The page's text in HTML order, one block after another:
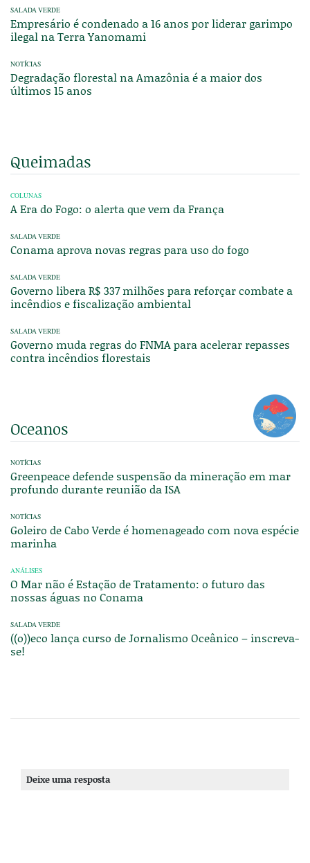
SALADA VERDE
Empresário é condenado a 16 anos por liderar garimpo
ilegal na Terra Yanomami
NOTÍCIAS
Degradação florestal na Amazônia é a maior dos
últimos 15 anos
Queimadas
COLUNAS
A Era do Fogo: o alerta que vem da França
SALADA VERDE
Conama aprova novas regras para uso do fogo
SALADA VERDE
Governo libera R$ 337 milhões para reforçar combate a
incêndios e fiscalização ambiental
SALADA VERDE
Governo muda regras do FNMA para acelerar repasses
contra incêndios florestais
Oceanos
NOTÍCIAS
Greenpeace defende suspensão da mineração em mar
profundo durante reunião da ISA
NOTÍCIAS
Goleiro de Cabo Verde é homenageado com nova espécie
marinha
ANÁLISES
O Mar não é Estação de Tratamento: o futuro das
nossas águas no Conama
SALADA VERDE
((o))eco lança curso de Jornalismo Oceânico – inscreva-
se!
Deixe uma resposta